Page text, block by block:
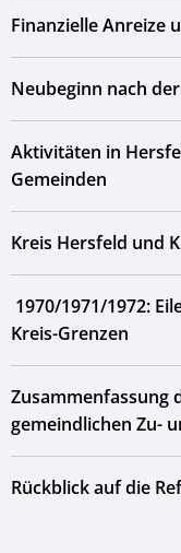
Finanzielle Anreize
Neubeginn nach
Aktivitäten in
Gemeinden
Kreis Hersfeld und
1970/1971/1972:
Kreis-Grenzen
Zusammenfassung
gemeindlichen Zu-
Rückblick auf die